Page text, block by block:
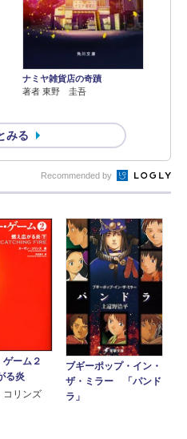
ナミヤ雑貨店の奇蹟
著者 東野 圭吾
みる
Recommended by
ゲーム２
る炎
コリンズ
ブギーポップ・イン・
ザ・ミラー 「パンド
ラ」